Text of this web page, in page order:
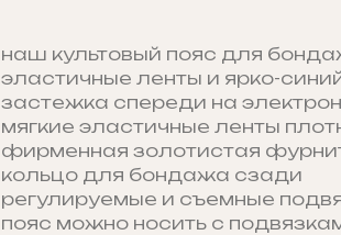
наш культовый пояс для
эластичные ленты и ярко-
застежка спереди на
мягкие эластичные ленты
фирменная золотистая
кольцо для бондажа сзади
регулируемые и съемные
пояс можно носить с